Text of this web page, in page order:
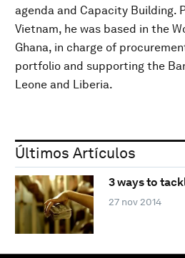
agenda and Capacity Building.
Vietnam, he was based in the
Ghana, in charge of
portfolio and supporting the
Leone and Liberia.
Últimos Artículos
3 ways to
27 nov 2014